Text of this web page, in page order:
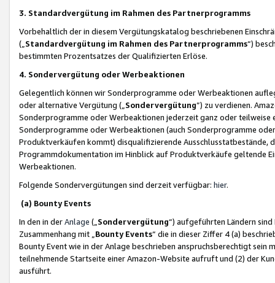
3. Standardvergütung im Rahmen des Partnerprogramms
Vorbehaltlich der in diesem Vergütungskatalog beschriebenen
(„ Standardvergütung im Rahmen des Partnerprogramms“)
bestimmten Prozentsatzes der Qualifizierten Erlöse.
4. Sondervergütung oder Werbeaktionen
Gelegentlich können wir Sonderprogramme oder Werbeaktionen
oder alternative Vergütung („ Sondervergütung”) zu verdienen.
Sonderprogramme oder Werbeaktionen jederzeit ganz oder
Sonderprogramme oder Werbeaktionen (auch Sonderprogramme
Produktverkäufen kommt) disqualifizierende Ausschlusstatbestände,
Programmdokumentation im Hinblick auf Produktverkäufe geltende
Werbeaktionen.
Folgende Sondervergütungen sind derzeit verfügbar: hier.
(a) Bounty Events
In den in derAnlage („ Sondervergütung“) aufgeführten Ländern
Zusammenhang mit „ Bounty Events“ die in dieser Ziffer 4 (a)
Bounty Event wie in der Anlage beschrieben anspruchsberechtigt sein
teilnehmende Startseite einer Amazon-Website aufruft und (2) der
ausführt.